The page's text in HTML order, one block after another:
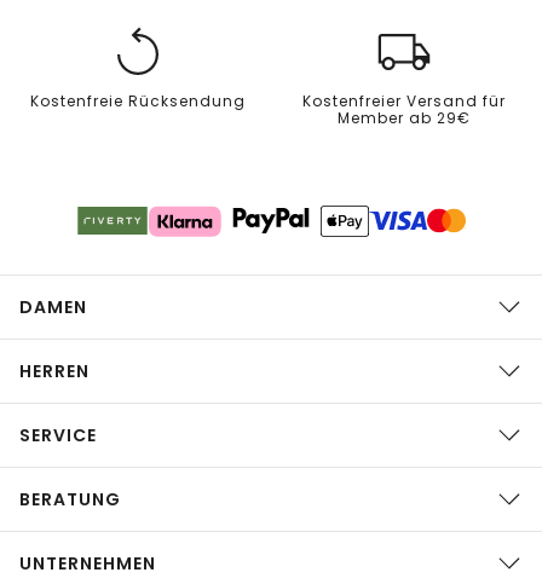
Kostenfreie Rücksendung
Kostenfreier Versand für
Member ab 29€
DAMEN
HERREN
SERVICE
BERATUNG
UNTERNEHMEN